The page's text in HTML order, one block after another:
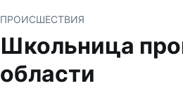
ПРОИСШЕСТВИЯ
Школьница
области